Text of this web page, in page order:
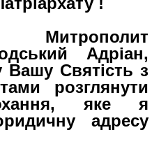
Адріан,
Вашу Святість з
розглянути
яке я
адресу